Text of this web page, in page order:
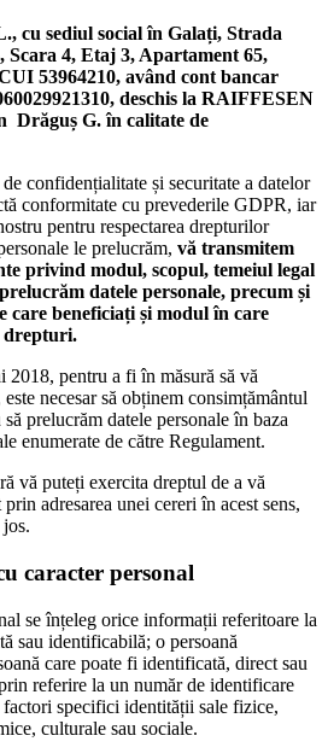
cu sediul social în Galați, Strada
4, Etaj 3, Apartament 65,
53964210, având cont bancar
deschis la RAIFFESEN
Drăguș G. în calitate de
confidențialitate și securitate a datelor
conformitate cu prevederile GDPR, iar
pentru respectarea drepturilor
le prelucrăm, vă transmitem
privind modul, scopul, temeiul legal
datele personale, precum și
beneficiați și modul în care
drepturi.
2018, pentru a fi în măsură să vă
necesar să obținem consimțământul
prelucrăm datele personale în baza
enumerate de către Regulament.
vă puteți exercita dreptul de a vă
adresarea unei cereri în acest sens,
caracter personal
se înțeleg orice informații referitoare la
sau identificabilă; o persoană
care poate fi identificată, direct sau
referire la un număr de identificare
specifici identității sale fizice,
culturale sau sociale.